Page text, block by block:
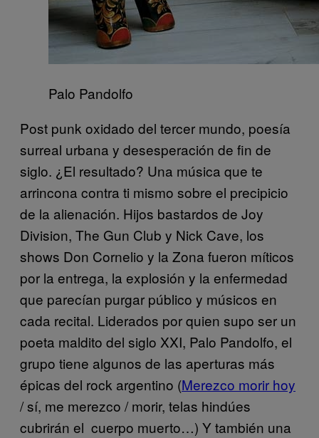
Palo Pandolfo
Post punk oxidado del tercer mundo, poesía
surreal urbana y desesperación de fin de
siglo. ¿El resultado? Una música que te
arrincona contra ti mismo sobre el precipicio
de la alienación. Hijos bastardos de Joy
Division, The Gun Club y Nick Cave, los
shows Don Cornelio y la Zona fueron míticos
por la entrega, la explosión y la enfermedad
que parecían purgar público y músicos en
cada recital. Liderados por quien supo ser un
poeta maldito del siglo XXI, Palo Pandolfo, el
grupo tiene algunos de las aperturas más
épicas del rock argentino (Merezco morir hoy
/ sí, me merezco / morir, telas hindúes
cubrirán el cuerpo muerto…) Y también una